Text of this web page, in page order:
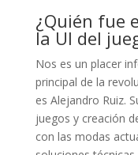
¿Quién fue
la UI del
Nos es un placer
principal de la
es Alejandro Ruiz.
juegos y creación
con las modas